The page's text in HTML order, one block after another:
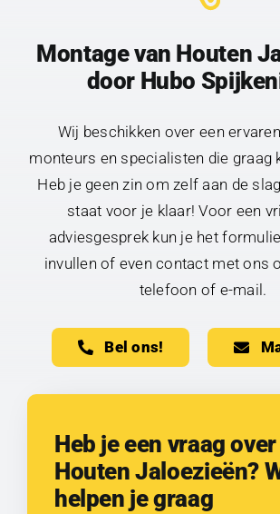
Montage van Houten
door Hubo
Wij beschikken over een
monteurs en specialisten die graag
Heb je geen zin om zelf aan de
staat voor je klaar! Voor een
adviesgesprek kun je het
invullen of even contact met ons
telefoon of e-mail.
Bel ons!
Heb je een vraag over
Houten Jaloezieën?
helpen je graag